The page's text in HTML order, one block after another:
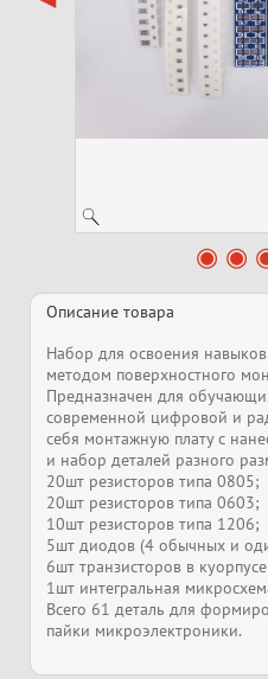
Описание товара
Набор для освоения
методом поверхностного
Предназначен для
современной цифровой и
себя монтажную плату с
и набор деталей разного
20шт резисторов типа 0805;
20шт резисторов типа 0603;
10шт резисторов типа 1206;
5шт диодов (4 обычных и
6шт транзисторов в
1шт интегральная
Всего 61 деталь для
пайки микроэлектроники.